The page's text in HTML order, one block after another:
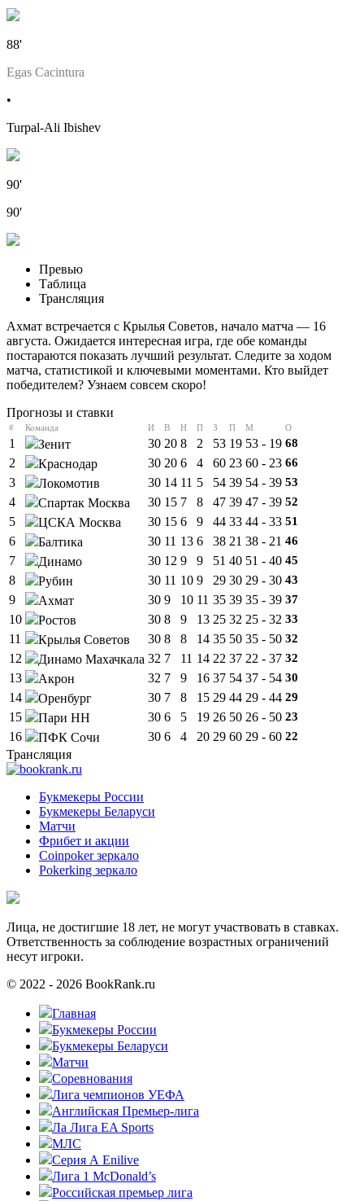
88'
Egas Cacintura
•
Turpal-Ali Ibishev
90'
90'
Превью
Таблица
Трансляция
Ахмат встречается с Крылья Советов, начало матча — 16
августа. Ожидается интересная игра, где обе команды
постараются показать лучший результат. Следите за ходом
матча, статистикой и ключевыми моментами. Кто выйдет
победителем? Узнаем совсем скоро!
Прогнозы и ставки
# Команда И В Н П З П М О
1 Зенит 30 20 8 2 53 19 53 - 19 68
2 Краснодар 30 20 6 4 60 23 60 - 23 66
3 Локомотив 30 14 11 5 54 39 54 - 39 53
4 Спартак Москва 30 15 7 8 47 39 47 - 39 52
5 ЦСКА Москва 30 15 6 9 44 33 44 - 33 51
6 Балтика 30 11 13 6 38 21 38 - 21 46
7 Динамо 30 12 9 9 51 40 51 - 40 45
8 Рубин 30 11 10 9 29 30 29 - 30 43
9 Ахмат 30 9 10 11 35 39 35 - 39 37
10 Ростов 30 8 9 13 25 32 25 - 32 33
11 Крылья Советов 30 8 8 14 35 50 35 - 50 32
12 Динамо Махачкала 32 7 11 14 22 37 22 - 37 32
13 Акрон 32 7 9 16 37 54 37 - 54 30
14 Оренбург 30 7 8 15 29 44 29 - 44 29
15 Пари НН 30 6 5 19 26 50 26 - 50 23
16 ПФК Сочи 30 6 4 20 29 60 29 - 60 22
Трансляция
Букмекеры России
Букмекеры Беларуси
Матчи
Фрибет и акции
Coinpoker зеркало
Pokerking зеркало
Лица, не достигшие 18 лет, не могут участвовать в ставках.
Ответственность за соблюдение возрастных ограничений
несут игроки.
© 2022 - 2026 BookRank.ru
Главная
Букмекеры России
Букмекеры Беларуси
Матчи
Соревнования
Лига чемпионов УЕФА
Английская Премьер-лига
Ла Лига EA Sports
МЛС
Серия А Enilive
Лига 1 McDonald’s
Российская премьер лига